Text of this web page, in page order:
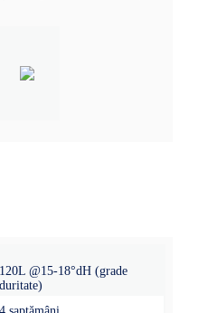
120L @15-18°dH (grade
duritate)